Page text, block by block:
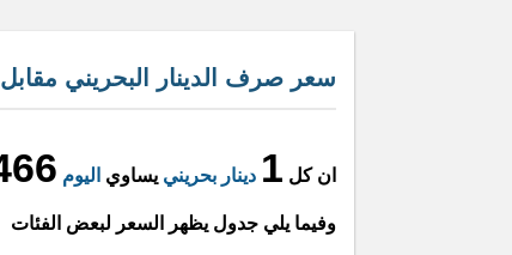
سعر صرف الدينار البحريني
ان كل 1 دينار بحريني يساوي اليوم
وفيما يلي جدول يظهر السعر لبعض الفئات